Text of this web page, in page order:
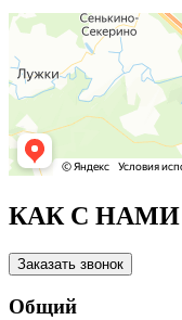
КАК С НАМИ
Заказать звонок
Общий